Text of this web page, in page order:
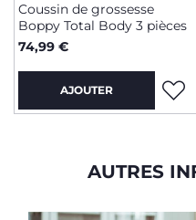
Coussin de grossesse
Boppy Total Body 3 pièces
74,99 €
AJOUTER
AUTRES